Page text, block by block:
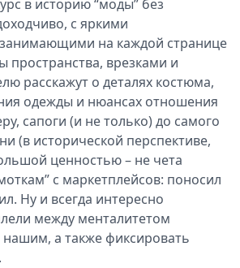
в историю “моды” без
с яркими
на каждой странице
врезками и
расскажут о деталях костюма,
одежды и нюансах отношения
сапоги (и не только) до самого
(в исторической перспективе,
ценностью – не чета
с маркетплейсов: поносил
Ну и всегда интересно
между менталитетом
а также фиксировать